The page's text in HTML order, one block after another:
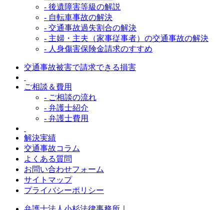
- 後遺障害等級の解説
- 自転車事故の解決
- 交通事故過失割合の解決
- 主婦・主夫（家事従事者）の交通事故の解決
- 人身傷害保険金請求のすすめ
交通事故被害で請求できる損害
ご相談＆費用
- ご相談の流れ
- 弁護士紹介
- 弁護士費用
解決実績
交通事故コラム
よくある質問
お問い合わせフォーム
サイトマップ
プライバシーポリシー